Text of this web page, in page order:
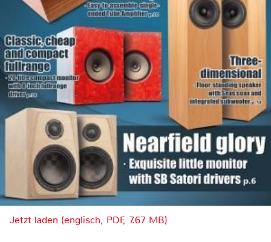
Jetzt laden (englisch, PDF, 7.67 MB)